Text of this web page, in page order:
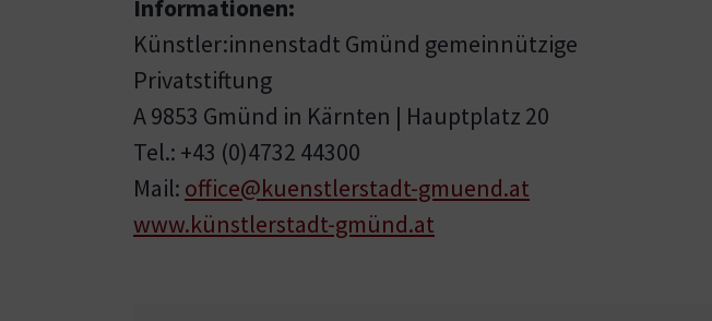
Informationen:
Künstler:innenstadt Gmünd gemeinnützige
Privatstiftung
A 9853 Gmünd in Kärnten | Hauptplatz 20
Tel.: +43 (0)4732 44300
Mail: office@kuenstlerstadt-gmuend.at
www.künstlerstadt-gmünd.at